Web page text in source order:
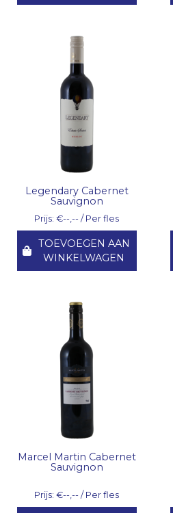
Legendary Cabernet
Sauvignon
Prijs: €--,-- / Per fles
TOEVOEGEN AAN
WINKELWAGEN
Marcel Martin Cabernet
Sauvignon
Prijs: €--,-- / Per fles